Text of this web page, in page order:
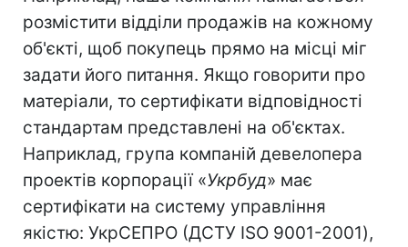
розмістити відділи продажів на кожному
об'єкті, щоб покупець прямо на місці міг
задати його питання. Якщо говорити про
матеріали, то сертифікати відповідності
стандартам представлені на об'єктах.
Наприклад, група компаній девелопера
проектів корпорації «Укрбуд» має
сертифікати на систему управління
якістю: УкрСЕПРО (ДСТУ ISO 9001-2001),